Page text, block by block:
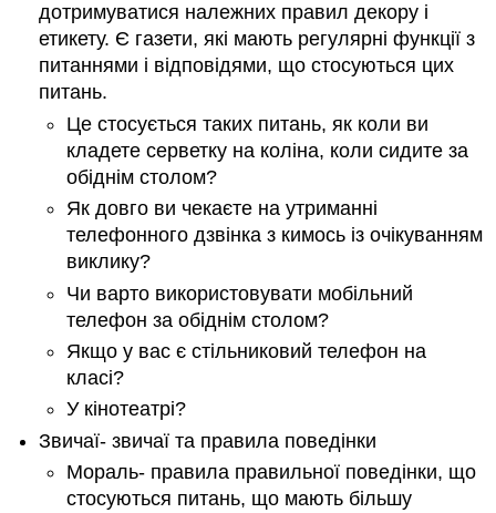
дотримуватися належних правил декору і
етикету. Є газети, які мають регулярні функції з
питаннями і відповідями, що стосуються цих
питань.
Це стосується таких питань, як коли ви
кладете серветку на коліна, коли сидите за
обіднім столом?
Як довго ви чекаєте на утриманні
телефонного дзвінка з кимось із очікуванням
виклику?
Чи варто використовувати мобільний
телефон за обіднім столом?
Якщо у вас є стільниковий телефон на
класі?
У кінотеатрі?
Звичаї- звичаї та правила поведінки
Мораль- правила правильної поведінки, що
стосуються питань, що мають більшу